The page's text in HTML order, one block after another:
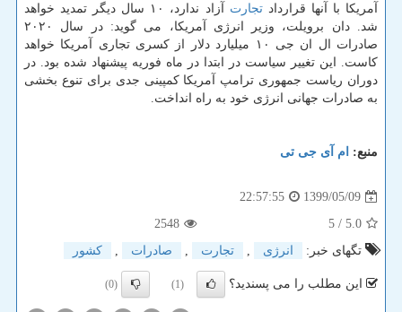
آمریکا با آنها قراردادتجارت
آزاد ندارد، ۱۰ سال دیگر تمدید خواهد
شد. دان برویلت، وزیر انرژی آمریکا، می گوید: در سال ۲۰۲۰
صادرات ال ان جی ۱۰ میلیارد دلار از کسری تجاری آمریکا خواهد
کاست. این تغییر سیاست در ابتدا در ماه فوریه پیشنهاد شده بود. در
دوران ریاست جمهوری ترامپ آمریکا کمپینی جدی برای تنوع بخشی
به صادرات جهانی انرژی خود به راه انداخت.
منبع: ام آی جی تی
1399/05/09
22:57:55
5.0
/ 5
2548
تگهای خبر:
انرژی , تجارت , صادرات , كشور
این مطلب را می پسندید؟ (1)
(0)